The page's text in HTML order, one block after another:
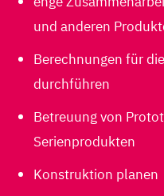
und anderen
Berechnungen für
durchführen
Betreuung von
Serienprodukten
Konstruktion planen